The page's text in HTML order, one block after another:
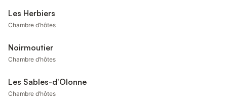
Les Herbiers
Chambre d’hôtes
Noirmoutier
Chambre d’hôtes
Les Sables-d'Olonne
Chambre d’hôtes